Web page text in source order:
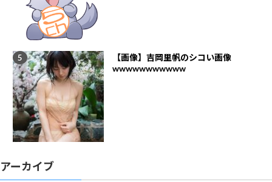
【画像】吉岡里帆のシコい画像
wwwwwwwwwww
アーカイブ